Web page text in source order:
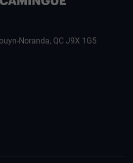
Noranda, QC J9X 1G5